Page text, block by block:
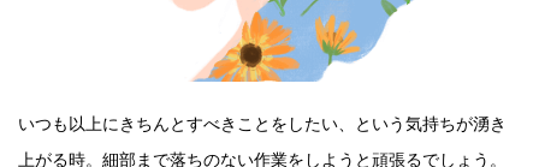
いつも以上にきちんとすべきことをしたい、という気持ちが湧き
上がる時。細部まで落ちのない作業をしようと頑張るでしょう。